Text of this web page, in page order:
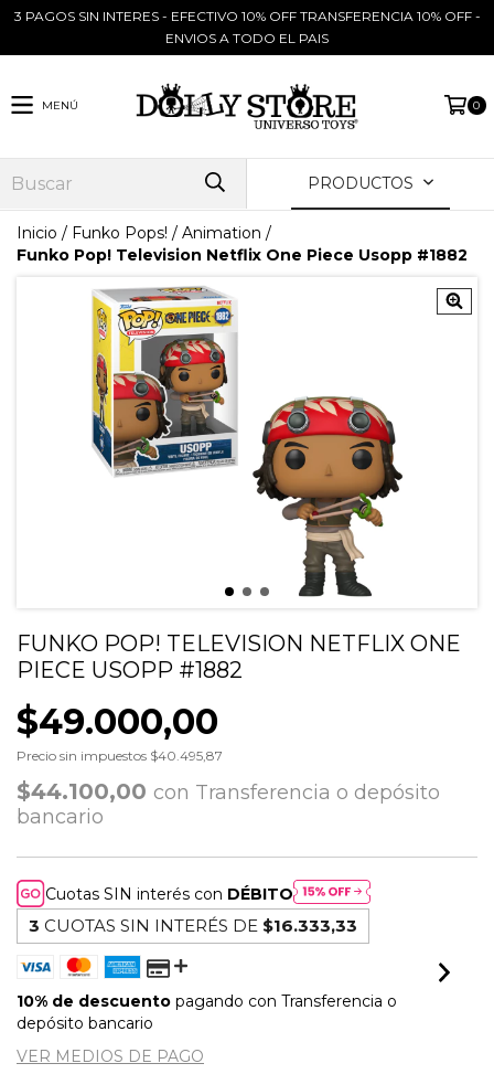
3 PAGOS SIN INTERES - EFECTIVO 10% OFF TRANSFERENCIA 10% OFF -
ENVIOS A TODO EL PAIS
MENÚ 0
PRODUCTOS
Inicio / Funko Pops! / Animation /
Funko Pop! Television Netflix One Piece Usopp #1882
FUNKO POP! TELEVISION NETFLIX ONE
PIECE USOPP #1882
$49.000,00
Precio sin impuestos $40.495,87
$44.100,00 con Transferencia o depósito
bancario
Cuotas SIN interés con DÉBITO
3 CUOTAS SIN INTERÉS DE $16.333,33
10% de descuento pagando con Transferencia o
depósito bancario
VER MEDIOS DE PAGO